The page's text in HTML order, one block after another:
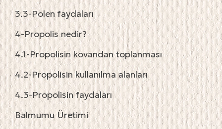
3.3-Polen faydaları
4-Propolis nedir?
4.1-Propolisin kovandan toplanması
4.2-Propolisin kullanılma alanları
4.3-Propolisin faydaları
Balmumu Üretimi